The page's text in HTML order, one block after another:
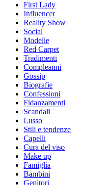
First Lady
Influencer
Reality Show
Social
Modelle
Red Carpet
Tradimenti
Compleanni
Gossip
Biografie
Confessioni
Fidanzamenti
Scandali
Lusso
Stili e tendenze
Capelli
Cura del viso
Make up
Famiglia
Bambini
Genitori